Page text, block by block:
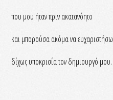
που μου ήταν πριν ακατανόητο
και μπορούσα ακόμα να ευχαριστήσω
δίχως υποκρισία τον δημιουργό μου.